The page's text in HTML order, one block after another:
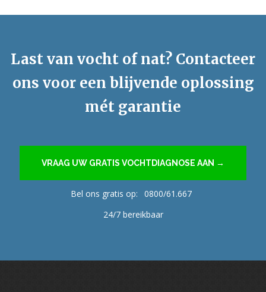
Last van vocht of nat? Contacteer
ons voor een blijvende oplossing
mét garantie
VRAAG UW GRATIS VOCHTDIAGNOSE AAN →
Bel ons gratis op:
0800/61.667
24/7 bereikbaar